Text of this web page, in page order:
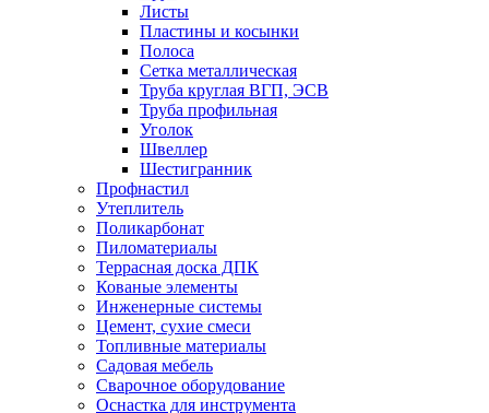
Листы
Пластины и косынки
Полоса
Сетка металлическая
Труба круглая ВГП, ЭСВ
Труба профильная
Уголок
Швеллер
Шестигранник
Профнастил
Утеплитель
Поликарбонат
Пиломатериалы
Террасная доска ДПК
Кованые элементы
Инженерные системы
Цемент, сухие смеси
Топливные материалы
Садовая мебель
Сварочное оборудование
Оснастка для инструмента